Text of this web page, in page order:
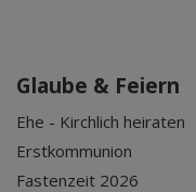
Glaube & Feiern
Ehe - Kirchlich heiraten
Erstkommunion
Fastenzeit 2026